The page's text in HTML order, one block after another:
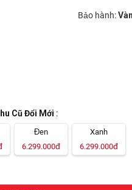
Bảo hành:
Cũ Đổi Mới :
Đen
6.299.000đ
Xanh
6.299.000đ